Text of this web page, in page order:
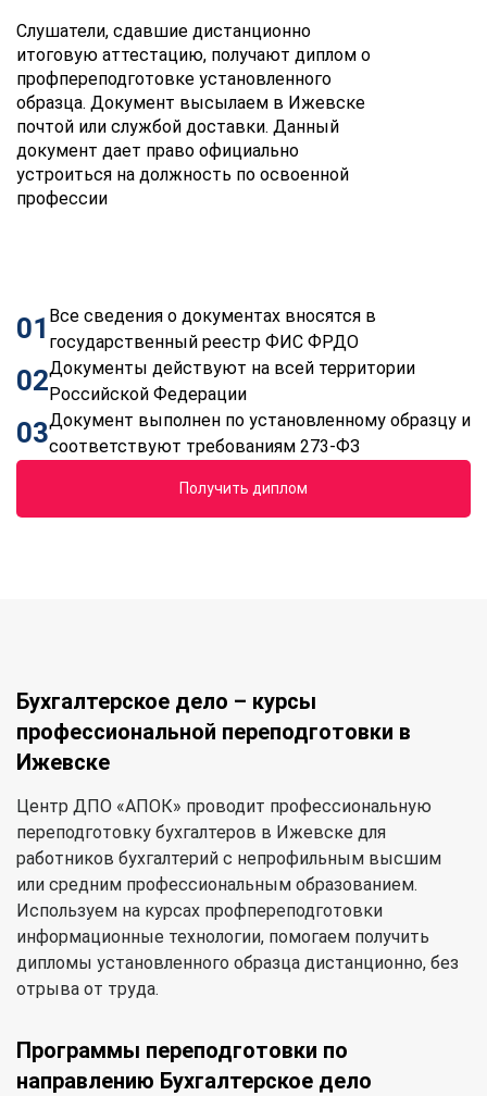
Слушатели, сдавшие дистанционно
итоговую аттестацию, получают диплом о
профпереподготовке установленного
образца. Документ высылаем в Ижевске
почтой или службой доставки. Данный
документ дает право официально
устроиться на должность по освоенной
профессии
01 Все сведения о документах вносятся в
государственный реестр ФИС ФРДО
02Документы действуют на всей территории
Российской Федерации
03Документ выполнен по установленному образцу и
соответствуют требованиям 273-ФЗ
Получить диплом
Бухгалтерское дело – курсы
профессиональной переподготовки в
Ижевске
Центр ДПО «АПОК» проводит профессиональную
переподготовку бухгалтеров в Ижевске для
работников бухгалтерий с непрофильным высшим
или средним профессиональным образованием.
Используем на курсах профпереподготовки
информационные технологии, помогаем получить
дипломы установленного образца дистанционно, без
отрыва от труда.
Программы переподготовки по
направлению Бухгалтерское дело